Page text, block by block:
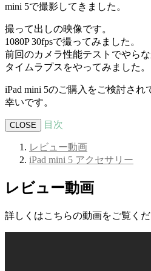
mini 5で撮影してきました。
撮って出しの映像です。
1080P 30fpsで撮ってみました。
前回のカメラ性能テストでやら
タイムラプスをやってみました。
iPad mini 5のご購入をご検討さ
幸いです。
CLOSE 目次
レビュー動画
iPad mini 5 アクセサリー
レビュー動画
詳しくはこちらの動画をご覧く